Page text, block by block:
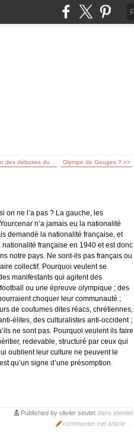
des déboires du... Olympe de Gouges ? >>
on ne l’a pas ? La gauche, les
n’a jamais eu la nationalité
demandé la nationalité française, et
nationalité française en 1940 et est donc
notre pays. Ne sont-ils pas français ou
collectif. Pourquoi veulent se
manifestants qui agitent des
ou une épreuve olympique ; des
choquer leur communauté ;
de coutumes dites réacs, chrétiennes,
élites, des culturalistes anti-occident ;
ne sont pas. Pourquoi veulent ils faire
redevable, structuré par ceux qui
oublient leur culture ne peuvent le
qu’un signe d’une présomption.
Published by olivier seutet dans identité
commenter cet article